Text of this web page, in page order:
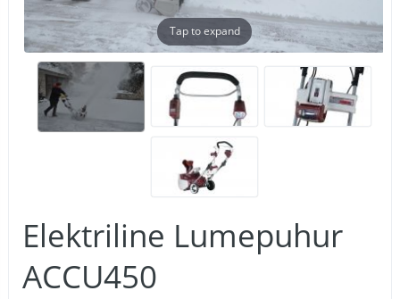
Tap to expand
Elektriline Lumepuhur
ACCU450